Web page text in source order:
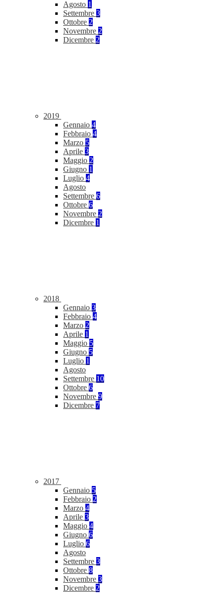
Agosto 1
Settembre 3
Ottobre 2
Novembre 2
Dicembre 2
2019
Gennaio 4
Febbraio 4
Marzo 5
Aprile 3
Maggio 2
Giugno 1
Luglio 4
Agosto
Settembre 6
Ottobre 6
Novembre 2
Dicembre 1
2018
Gennaio 3
Febbraio 4
Marzo 2
Aprile 1
Maggio 5
Giugno 5
Luglio 1
Agosto
Settembre 10
Ottobre 6
Novembre 9
Dicembre 7
2017
Gennaio 5
Febbraio 2
Marzo 4
Aprile 3
Maggio 4
Giugno 6
Luglio 6
Agosto
Settembre 3
Ottobre 8
Novembre 3
Dicembre 2